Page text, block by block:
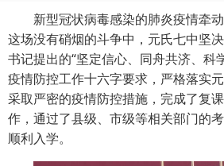
新型冠状病毒感染的肺炎疫情牵
这场没有硝烟的斗争中，元氏七中坚
书记提出的“坚定信心、同舟共济、科
疫情防控工作十六字要求，严格落实
采取严密的疫情防控措施，完成了复
作，通过了县级、市级等相关部门的
顺利入学。